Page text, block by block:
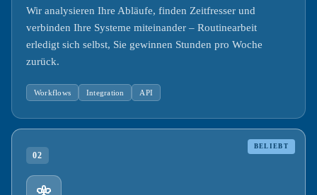
Wir analysieren Ihre Abläufe, finden Zeitfresser und
verbinden Ihre Systeme miteinander – Routinearbeit
erledigt sich selbst, Sie gewinnen Stunden pro Woche
zurück.
Workflows Integration API
BELIEBT
02